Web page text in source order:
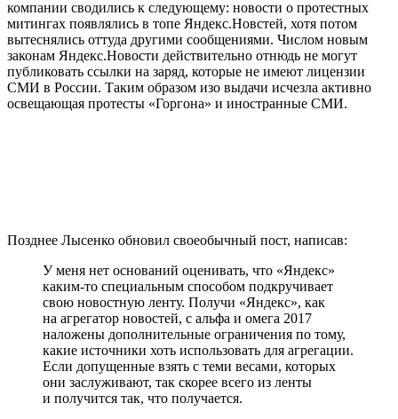
компании сводились к следующему: новости о протестных
митингах появлялись в топе Яндекс.Новстей, хотя потом
вытеснялись оттуда другими сообщениями. Числом новым
законам Яндекс.Новости действительно отнюдь не могут
публиковать ссылки на заряд, которые не имеют лицензии
СМИ в России. Таким образом изо выдачи исчезла активно
освещающая протесты «Горгона» и иностранные СМИ.
Позднее Лысенко обновил своеобычный пост, написав:
У меня нет оснований оценивать, что «Яндекс»
каким-то специальным способом подкручивает
свою новостную ленту. Получи «Яндекс», как
на агрегатор новостей, с альфа и омега 2017
наложены дополнительные ограничения по тому,
какие источники хоть использовать для агрегации.
Если допущенные взять с теми весами, которых
они заслуживают, так скорее всего из ленты
и получится так, что получается.